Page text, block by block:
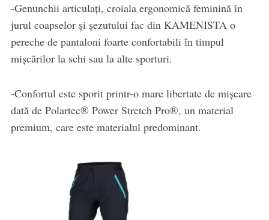
-Genunchii articulați, croiala ergonomică feminină în
jurul coapselor și șezutului fac din KAMENISTA o
pereche de pantaloni foarte confortabili în timpul
mișcărilor la schi sau la alte sporturi.
-Confortul este sporit printr-o mare libertate de mișcare
dată de Polartec® Power Stretch Pro®, un material
premium, care este materialul predominant.